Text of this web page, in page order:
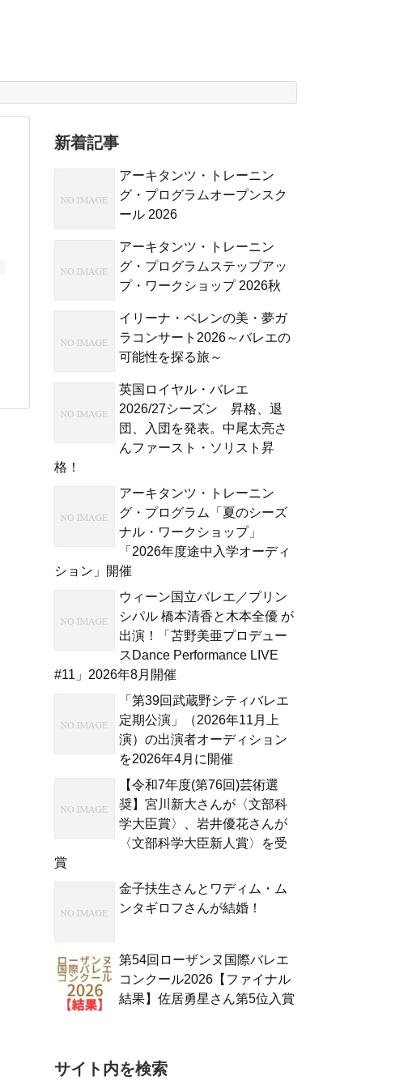
新着記事
アーキタンツ・トレーニン
グ・プログラムオープンスク
ール 2026
アーキタンツ・トレーニン
グ・プログラムステップアッ
プ・ワークショップ 2026秋
イリーナ・ペレンの美・夢ガ
ラコンサート2026～バレエの
可能性を探る旅～
英国ロイヤル・バレエ
2026/27シーズン 昇格、退
団、入団を発表。中尾太亮さ
んファースト・ソリスト昇
格！
アーキタンツ・トレーニン
グ・プログラム「夏のシーズ
ナル・ワークショップ」
「2026年度途中入学オーディ
ション」開催
ウィーン国立バレエ／プリン
シパル 橋本清香と木本全優 が
出演！「苫野美亜プロデュー
スDance Performance LIVE
#11」2026年8月開催
「第39回武蔵野シティバレエ
定期公演」（2026年11月上
演）の出演者オーディション
を2026年4月に開催
【令和7年度(第76回)芸術選
奨】宮川新大さんが〈文部科
学大臣賞〉、岩井優花さんが
〈文部科学大臣新人賞〉を受
賞
金子扶生さんとワディム・ム
ンタギロフさんが結婚！
第54回ローザンヌ国際バレエ
コンクール2026【ファイナル
結果】佐居勇星さん第5位入賞
サイト内を検索